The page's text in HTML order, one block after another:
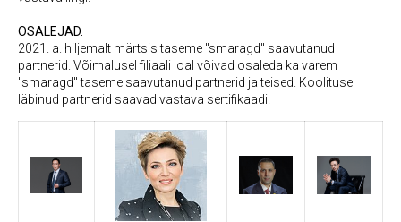
OSALEJAD.
2021. a. hiljemalt märtsis taseme "smaragd" saavutanud
partnerid. Võimalusel filiaali loal võivad osaleda ka varem
"smaragd" taseme saavutanud partnerid ja teised. Koolituse
läbinud partnerid saavad vastava sertifikaadi.